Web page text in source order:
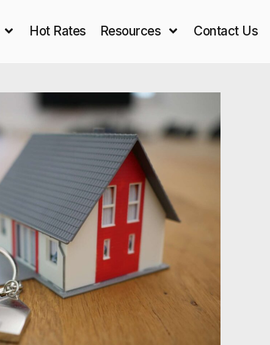
Hot Rates Resources Contact Us